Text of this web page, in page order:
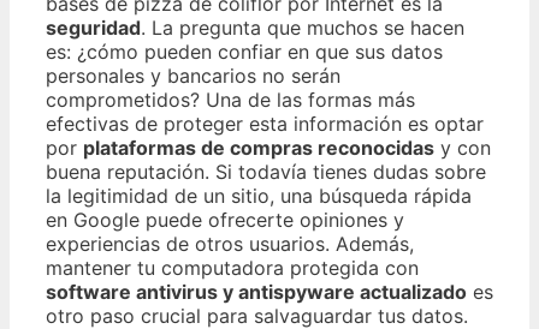
seguridad. La pregunta que muchos se hacen
es: ¿cómo pueden confiar en que sus datos
personales y bancarios no serán
comprometidos? Una de las formas más
efectivas de proteger esta información es optar
por plataformas de compras reconocidas y con
buena reputación. Si todavía tienes dudas sobre
la legitimidad de un sitio, una búsqueda rápida
en Google puede ofrecerte opiniones y
experiencias de otros usuarios. Además,
mantener tu computadora protegida con
software antivirus y antispyware actualizado es
otro paso crucial para salvaguardar tus datos.